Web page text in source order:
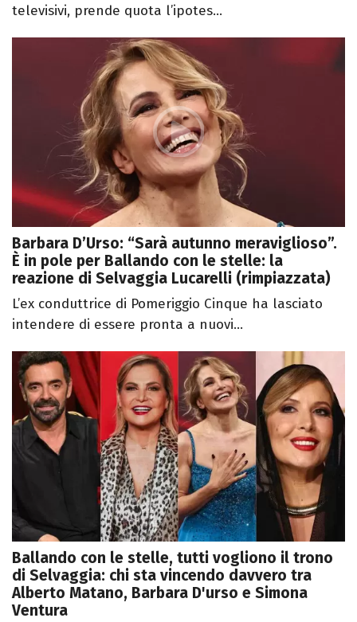
televisivi, prende quota l’ipotes...
Barbara D’Urso: “Sarà autunno meraviglioso”.
È in pole per Ballando con le stelle: la
reazione di Selvaggia Lucarelli (rimpiazzata)
L’ex conduttrice di Pomeriggio Cinque ha lasciato
intendere di essere pronta a nuovi...
Ballando con le stelle, tutti vogliono il trono
di Selvaggia: chi sta vincendo davvero tra
Alberto Matano, Barbara D'urso e Simona
Ventura